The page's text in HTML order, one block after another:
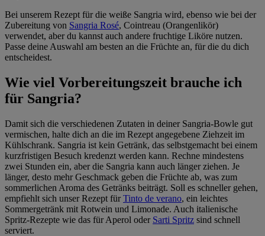
Bei unserem Rezept für die weiße Sangria wird, ebenso wie bei der
Zubereitung von Sangria Rosé, Cointreau (Orangenlikör)
verwendet, aber du kannst auch andere fruchtige Liköre nutzen.
Passe deine Auswahl am besten an die Früchte an, für die du dich
entscheidest.
Wie viel Vorbereitungszeit brauche ich
für Sangria?
Damit sich die verschiedenen Zutaten in deiner Sangria-Bowle gut
vermischen, halte dich an die im Rezept angegebene Ziehzeit im
Kühlschrank. Sangria ist kein Getränk, das selbstgemacht bei einem
kurzfristigen Besuch kredenzt werden kann. Rechne mindestens
zwei Stunden ein, aber die Sangria kann auch länger ziehen. Je
länger, desto mehr Geschmack geben die Früchte ab, was zum
sommerlichen Aroma des Getränks beiträgt. Soll es schneller gehen,
empfiehlt sich unser Rezept fürTinto de verano, ein leichtes
Sommergetränk mit Rotwein und Limonade. Auch italienische
Spritz-Rezepte wie das für Aperol oder Sarti Spritz sind schnell
serviert.